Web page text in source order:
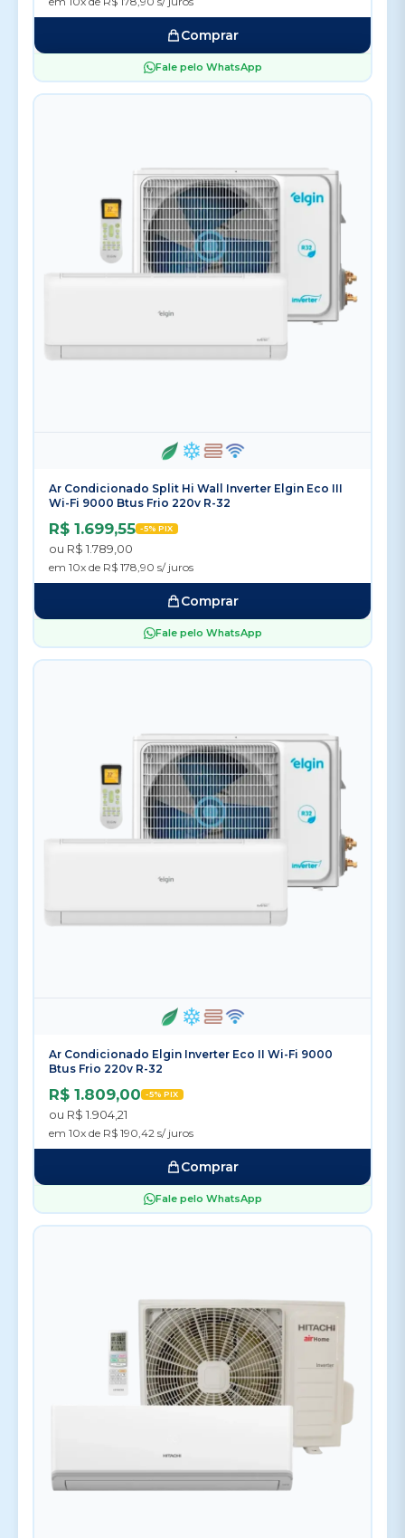
Comprar
Fale pelo WhatsApp
Ar Condicionado Split Hi Wall Inverter Elgin Eco III
Wi-Fi 9000 Btus Frio 220v R-32
R$ 1.699,55 -5% PIX
ou R$ 1.789,00
em 10x de R$ 178,90 s/ juros
Comprar
Fale pelo WhatsApp
Ar Condicionado Elgin Inverter Eco II Wi-Fi 9000
Btus Frio 220v R-32
R$ 1.809,00 -5% PIX
ou R$ 1.904,21
em 10x de R$ 190,42 s/ juros
Comprar
Fale pelo WhatsApp